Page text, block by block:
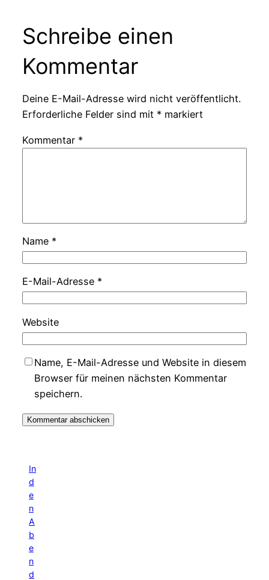
Schreibe einen
Kommentar
Deine E-Mail-Adresse wird nicht veröffentlicht.
Erforderliche Felder sind mit * markiert
Kommentar *
Name *
E-Mail-Adresse *
Website
Name, E-Mail-Adresse und Website in diesem
Browser für meinen nächsten Kommentar
speichern.
In
d
e
n
A
b
e
n
d